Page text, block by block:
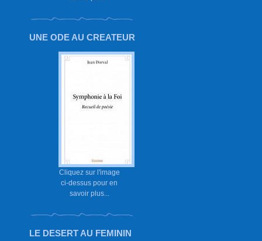
UNE ODE AU CREATEUR
Cliquez sur l'image
ci-dessus pour en
savoir plus...
LE DESERT AU FEMININ